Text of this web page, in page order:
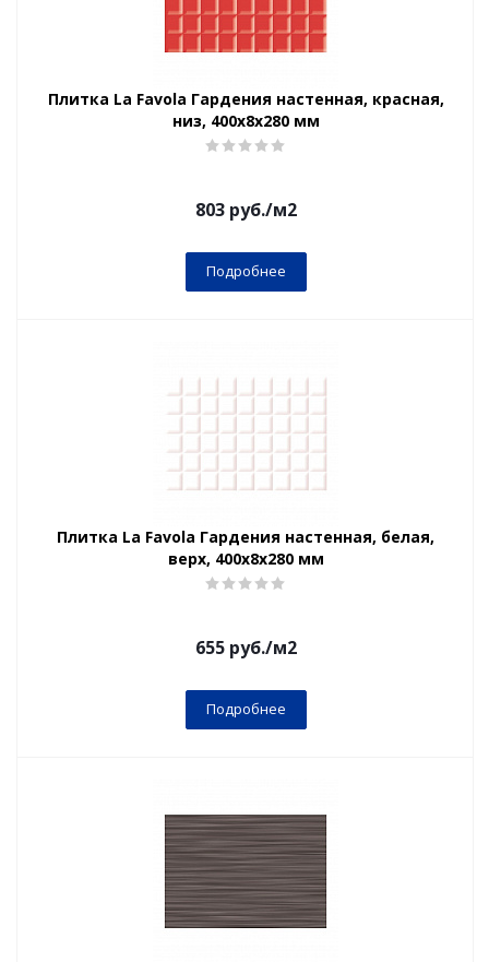
Плитка La Favola Гардения настенная, красная,
низ, 400x8х280 мм
803руб./м2
Подробнее
Плитка La Favola Гардения настенная, белая,
верх, 400x8х280 мм
655руб./м2
Подробнее